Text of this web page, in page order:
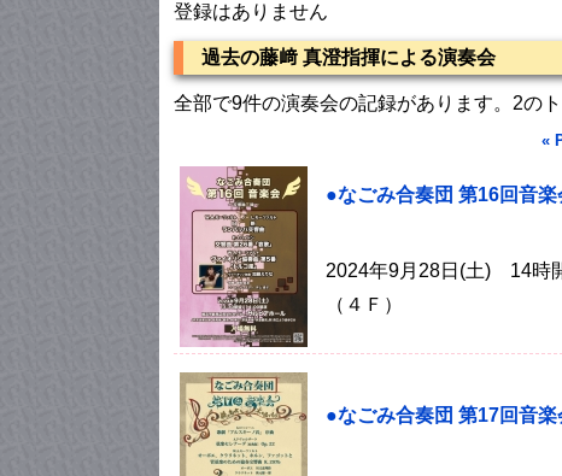
登録はありません
過去の藤﨑 真澄指揮による演奏会
全部で9件の演奏会の記録があります。2の
«
●なごみ合奏団 第16回音楽
2024年9月28日(土) 14時
（４Ｆ）
●なごみ合奏団 第17回音楽